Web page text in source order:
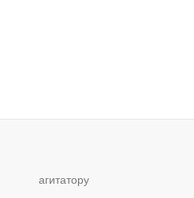
агитатору